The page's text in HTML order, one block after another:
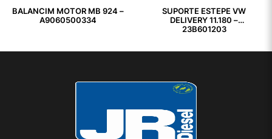
BALANCIM MOTOR MB 924 –
A9060500334
SUPORTE ESTEPE VW
DELIVERY 11.180 –
23B601203